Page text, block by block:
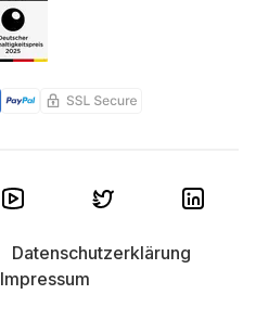
Datenschutzerklärung
Impressum